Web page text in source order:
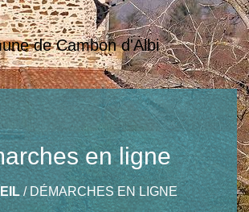
en ligne
/DÉMARCHES EN LIGNE